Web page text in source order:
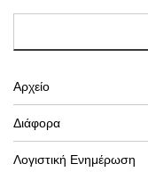
Αρχείο
Διάφορα
Λογιστική Ενημέρωση